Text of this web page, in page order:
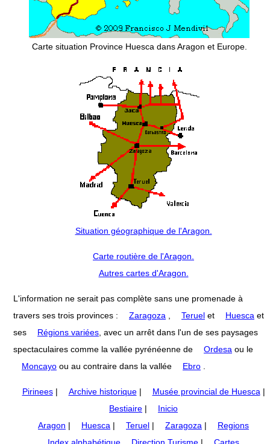
Carte situation Province Huesca dans Aragon et Europe.
Situation géographique de l'Aragon.
Carte routière de l'Aragon.
Autres cartes d'Aragon.
L'information ne serait pas complète sans une promenade à
travers ses trois provinces :
Zaragoza Teruel et Huesca et
ses
Régions variées , avec un arrêt dans l'un de ses paysages
spectaculaires comme la vallée pyrénéenne de
Ordesa ou le
Moncayo ou au contraire dans la vallée Ebro
Pirinees| Archive historique| Musée provincial de Huesca |
Bestiaire |
Inicio
Aragon | Huesca | Teruel | Zaragoza |
Regions